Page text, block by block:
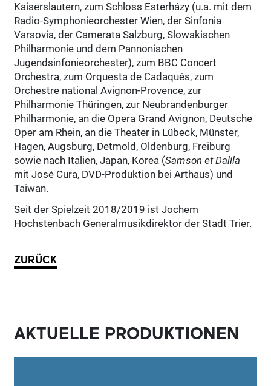
Kaiserslautern, zum Schloss Esterházy (u.a. mit dem
Radio-Symphonieorchester Wien, der Sinfonia
Varsovia, der Camerata Salzburg, Slowakischen
Philharmonie und dem Pannonischen
Jugendsinfonieorchester), zum BBC Concert
Orchestra, zum Orquesta de Cadaqués, zum
Orchestre national Avignon-Provence, zur
Philharmonie Thüringen, zur Neubrandenburger
Philharmonie, an die Opera Grand Avignon, Deutsche
Oper am Rhein, an die Theater in Lübeck, Münster,
Hagen, Augsburg, Detmold, Oldenburg, Freiburg
sowie nach Italien, Japan, Korea (Samson et Dalila
mit José Cura, DVD-Produktion bei Arthaus) und
Taiwan.
Seit der Spielzeit 2018/2019 ist Jochem
Hochstenbach Generalmusikdirektor der Stadt Trier.
ZURÜCK
AKTUELLE PRODUKTIONEN